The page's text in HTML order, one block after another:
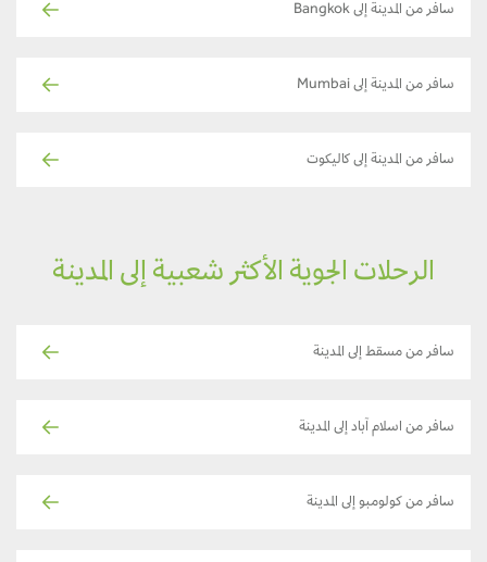
سافر من المدينة إلى Bangkok
سافر من المدينة إلى Mumbai
سافر من المدينة إلى كاليكوت
الرحلات الجوية الأكثر شعبية إلى المدينة
سافر من مسقط إلى المدينة
سافر من اسلام آباد إلى المدينة
سافر من كولومبو إلى المدينة